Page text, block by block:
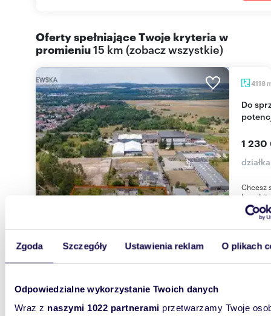
Zgoda Szczegóły Ustawienia reklam O plikach
Odpowiedzialne wykorzystanie Twoich danych
Wraz z naszymi 1022 partnerami przetwarzamy Twoje
Oferty spełniające Twoje kryteria w
promieniu15 km (zobacz wszystkie)
4118
Do sprzedania działka komercyjna 4118 m² z
1 230
Chcesz
1300